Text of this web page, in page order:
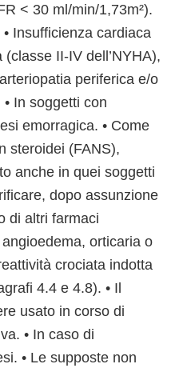
< 30 ml/min/1,73m²).
Insufficienza cardiaca
II-IV dell’NYHA),
periferica e/o
In soggetti con
emorragica. • Come
steroidei (FANS),
anche in quei soggetti
dopo assunzione
di altri farmaci
orticaria o
crociata indotta
4.4 e 4.8). • Il
usato in corso di
• In caso di
• Le supposte non